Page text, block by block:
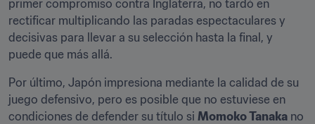
primer compromiso contra Inglaterra, no tardó en
rectificar multiplicando las paradas espectaculares y
decisivas para llevar a su selección hasta la final, y
puede que más allá.
Por último, Japón impresiona mediante la calidad de su
juego defensivo, pero es posible que no estuviese en
condiciones de defender su título si Momoko Tanaka no